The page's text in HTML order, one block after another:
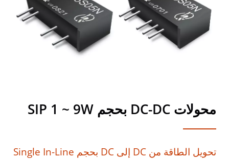
محولات DC-DC بحجم SIP 1 ~ 9W
تحويل الطاقة من DC إلى DC بحجم Single In-Line